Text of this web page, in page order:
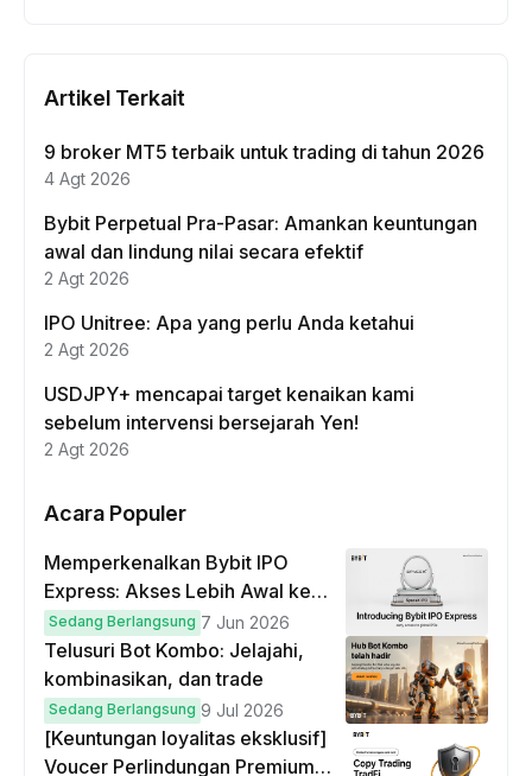
Artikel Terkait
9 broker MT5 terbaik untuk trading di tahun 2026
4 Agt 2026
Bybit Perpetual Pra-Pasar: Amankan keuntungan
awal dan lindung nilai secara efektif
2 Agt 2026
IPO Unitree: Apa yang perlu Anda ketahui
2 Agt 2026
USDJPY+ mencapai target kenaikan kami
sebelum intervensi bersejarah Yen!
2 Agt 2026
Acara Populer
Memperkenalkan Bybit IPO
Express: Akses Lebih Awal ke
IPO Global!
Sedang Berlangsung 7 Jun 2026
Telusuri Bot Kombo: Jelajahi,
kombinasikan, dan trade
Sedang Berlangsung 9 Jul 2026
[Keuntungan loyalitas eksklusif]
Voucer Perlindungan Premium